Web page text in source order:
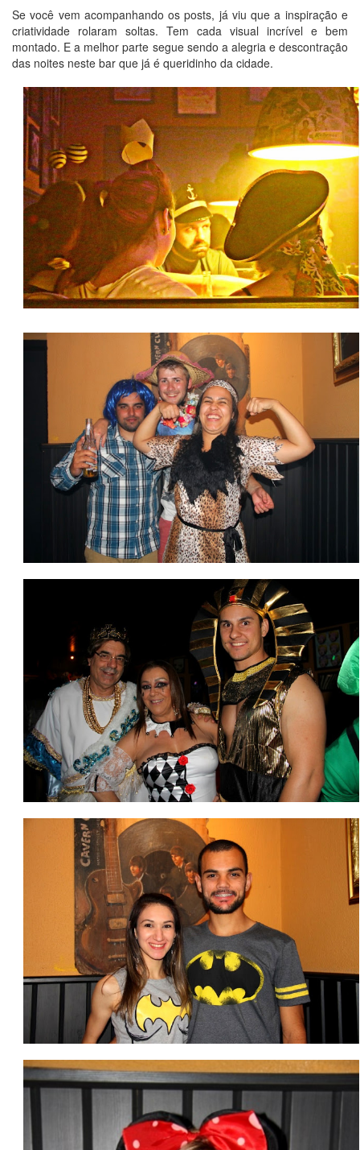
Se você vem acompanhando os posts, já viu que a inspiração e
criatividade rolaram soltas. Tem cada visual incrível e bem
montado. E a melhor parte segue sendo a alegria e descontração
das noites neste bar que já é queridinho da cidade.